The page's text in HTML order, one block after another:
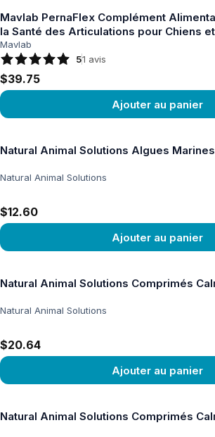
Mavlab PernaFlex Complément
la Santé des Articulations pour Chiens
Mavlab
51 avis
$39.75
Ajouter au panier
Natural Animal Solutions Algues
Natural Animal Solutions
$12.60
Ajouter au panier
Natural Animal Solutions Comprimés
Natural Animal Solutions
$20.64
Ajouter au panier
Natural Animal Solutions Comprimés